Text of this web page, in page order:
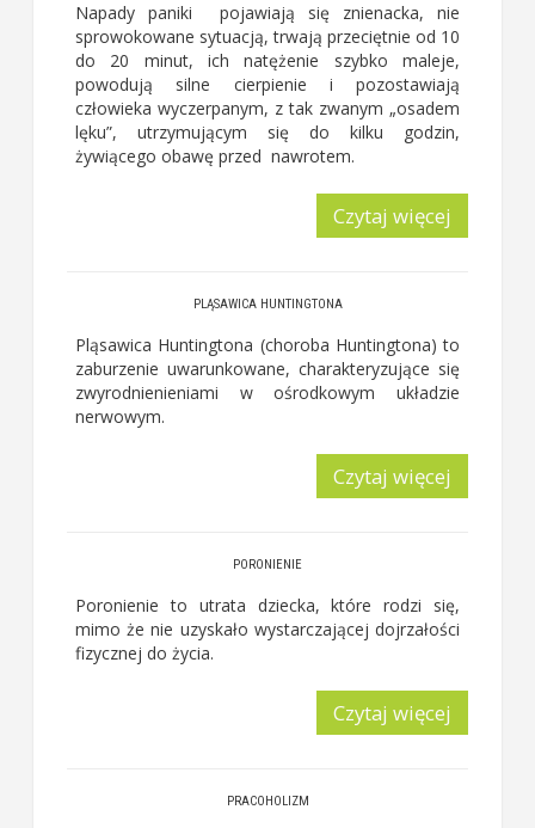
Napady paniki pojawiają się znienacka, nie
sprowokowane sytuacją, trwają przeciętnie od 10
do 20 minut, ich natężenie szybko maleje,
powodują silne cierpienie i pozostawiają
człowieka wyczerpanym, z tak zwanym „osadem
lęku”, utrzymującym się do kilku godzin,
żywiącego obawę przed nawrotem.
Czytaj więcej
PLĄSAWICA HUNTINGTONA
Pląsawica Huntingtona (choroba Huntingtona) to
zaburzenie uwarunkowane, charakteryzujące się
zwyrodnienieniami w ośrodkowym układzie
nerwowym.
Czytaj więcej
PORONIENIE
Poronienie to utrata dziecka, które rodzi się,
mimo że nie uzyskało wystarczającej dojrzałości
fizycznej do życia.
Czytaj więcej
PRACOHOLIZM